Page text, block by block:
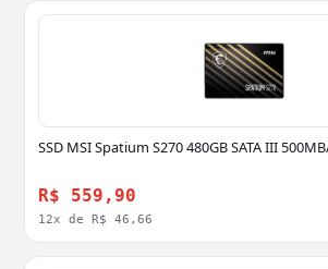
SSD MSI Spatium S270 480GB SATA III
R$ 559,90
12x de R$ 46,66